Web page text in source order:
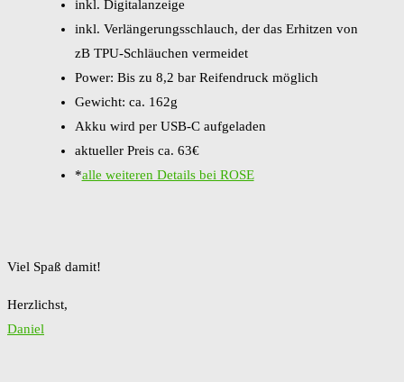
inkl. Digitalanzeige
inkl. Verlängerungsschlauch, der das Erhitzen von
zB TPU-Schläuchen vermeidet
Power: Bis zu 8,2 bar Reifendruck möglich
Gewicht: ca. 162g
Akku wird per USB-C aufgeladen
aktueller Preis ca. 63€
*alle weiteren Details bei ROSE
Viel Spaß damit!
Herzlichst,
Daniel